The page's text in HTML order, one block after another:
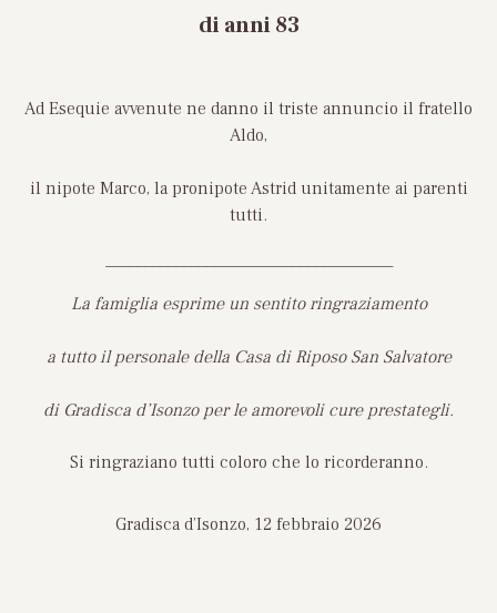
di anni 83
Ad Esequie avvenute ne danno il triste annuncio il fratello
Aldo,
il nipote Marco, la pronipote Astrid unitamente ai parenti
tutti.
La famiglia esprime un sentito ringraziamento
a tutto il personale della Casa di Riposo San Salvatore
di Gradisca d’Isonzo per le amorevoli cure prestategli.
Si ringraziano tutti coloro che lo ricorderanno.
Gradisca d’Isonzo, 12 febbraio 2026